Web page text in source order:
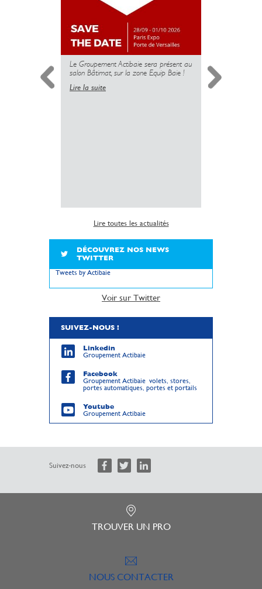
Le Groupement Actibaie sera présent au
salon Bâtimat, sur la zone Equip Baie !
Lire la suite
Lire toutes les actualités
DÉCOUVREZ NOS NEWS
TWITTER
Tweets by Actibaie
Voir sur Twitter
SUIVEZ-NOUS !
Linkedin
Groupement Actibaie
Facebook
Groupement Actibaie volets, stores,
portes automatiques, portes et portails
Youtube
Groupement Actibaie
Suivez-nous
TROUVER UN PRO
NOUS CONTACTER